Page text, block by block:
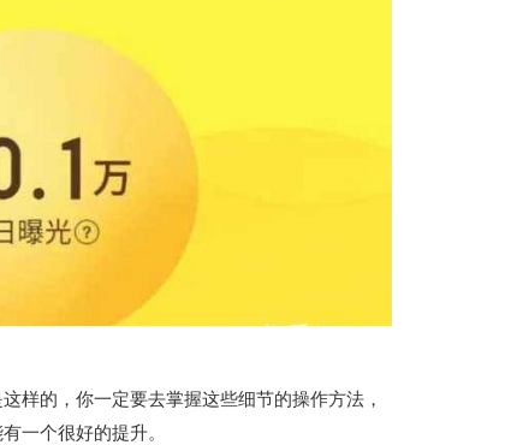
样的，你一定要去掌握这些细节的操作方法，
一个很好的提升。